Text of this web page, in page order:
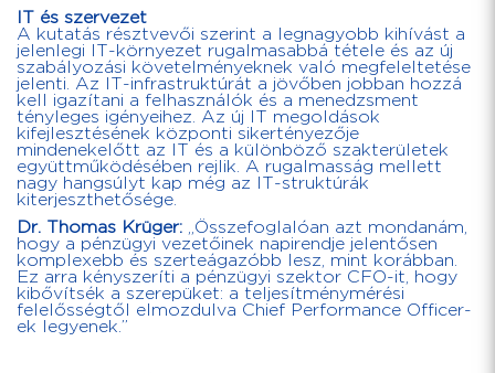
IT és szervezet
A kutatás résztvevői szerint a legnagyobb kihívást a
jelenlegi IT-környezet rugalmasabbá tétele és az új
szabályozási követelményeknek való megfeleltetése
jelenti. Az IT-infrastruktúrát a jövőben jobban hozzá
kell igazítani a felhasználók és a menedzsment
tényleges igényeihez. Az új IT megoldások
kifejlesztésének központi sikertényezője
mindenekelőtt az IT és a különböző szakterületek
együttműködésében rejlik. A rugalmasság mellett
nagy hangsúlyt kap még az IT-struktúrák
kiterjeszthetősége.
Dr. Thomas Krüger: „Összefoglalóan azt mondanám,
hogy a pénzügyi vezetőinek napirendje jelentősen
komplexebb és szerteágazóbb lesz, mint korábban.
Ez arra kényszeríti a pénzügyi szektor CFO-it, hogy
kibővítsék a szerepüket: a teljesítménymérési
felelősségtől elmozdulva Chief Performance Officer-
ek legyenek.”